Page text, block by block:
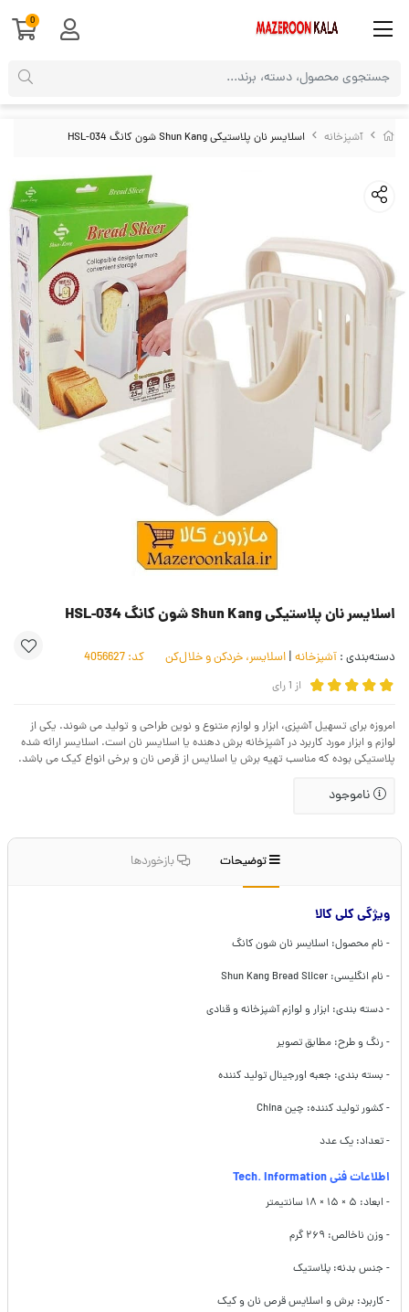
آشپزخانه اسلایسر نان پلاستیکی Shun Kang شون کانگ HSL-034
اسلایسر نان پلاستیکی Shun Kang شون کانگ HSL-034
دسته‌بندی : آشپزخانه | اسلایسر، خردکن و خلال‌کن کد:
از 1رای
امروزه برای تسهیل آشپزی، ابزار و لوازم متنوع و نوین طراحی و تولید می شوند. یکی از
لوازم و ابزار مورد کاربرد در آشپزخانه برش دهنده یا اسلایسر نان است. اسلایسر ارائه شده
پلاستیکی بوده که مناسب تهیه برش یا اسلایس از قرص نان و برخی انواع کیک می باشد.
ناموجود
توضیحات بازخوردها
ویژگی کلی کالا
- نام محصول: اسلایسر نان شون کانگ
- نام انگلیسی: Shun Kang Bread Slicer
- دسته بندی: ابزار و لوازم آشپزخانه و قنادی
- رنگ و طرح: مطابق تصویر
- بسته بندی: جعبه اورجینال تولید کننده
- کشور تولید کننده: چین China
- تعداد: یک عدد
اطلاعات فنی Tech. Information
- ابعاد: ۵ × ۱۵ × ۱۸ سانتیمتر
- وزن ناخالص: ۲۶۹ گرم
- جنس بدنه: پلاستیک
- کاربرد: برش و اسلایس قرص نان و کیک
0